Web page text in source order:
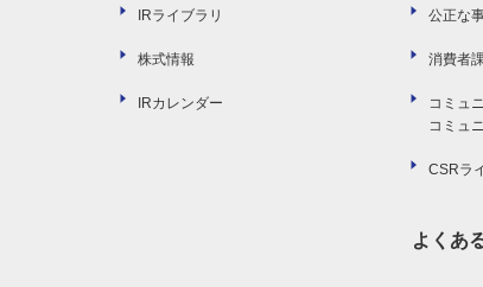
IRライブラリ
株式情報
IRカレンダー
公正な
消費者
コミュ
コミュ
CSRラ
よくあ